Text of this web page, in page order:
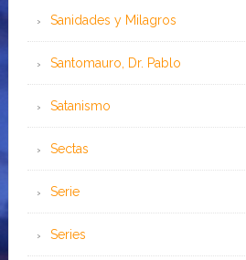
Sanidades y Milagros
Santomauro, Dr. Pablo
Satanismo
Sectas
Serie
Series